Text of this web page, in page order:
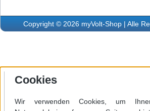
Copyright © 2026 myVolt-Shop | Alle
Cookies
Wir verwenden Cookies, um